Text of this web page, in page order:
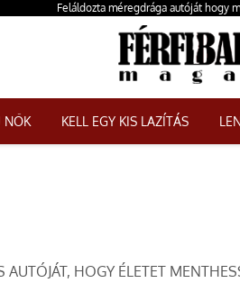
Feláldozta méregdrága autóját hogy
NŐK KELL EGY KIS LAZÍTÁS
HOGY ÉLETET